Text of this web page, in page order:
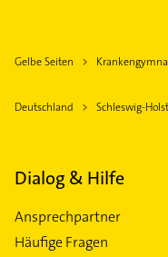
Gelbe Seiten
Deutschland Schleswig-
Dialog & Hilfe
Ansprechpartner
Häufige Fragen